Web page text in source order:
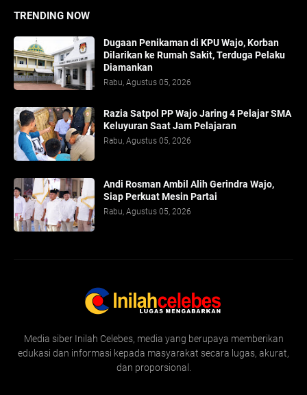
TRENDING NOW
Dugaan Penikaman di KPU Wajo, Korban
Dilarikan ke Rumah Sakit, Terduga Pelaku
Diamankan
Rabu, Agustus 05, 2026
Razia Satpol PP Wajo Jaring 4 Pelajar SMA
Keluyuran Saat Jam Pelajaran
Rabu, Agustus 05, 2026
Andi Rosman Ambil Alih Gerindra Wajo,
Siap Perkuat Mesin Partai
Rabu, Agustus 05, 2026
Media siber Inilah Celebes, media yang berupaya memberikan
edukasi dan informasi kepada masyarakat secara lugas, akurat,
dan proporsional.